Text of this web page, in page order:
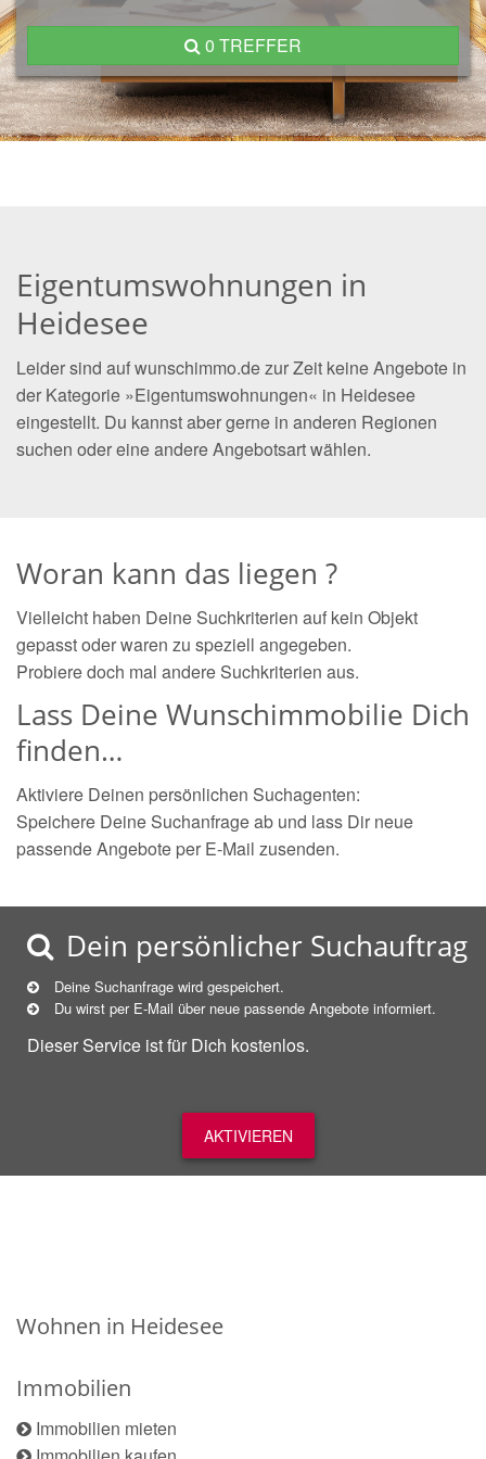
0 TREFFER
Eigentumswohnungen in
Heidesee
Leider sind auf wunschimmo.de zur Zeit keine Angebote in
der Kategorie »Eigentumswohnungen« in Heidesee
eingestellt. Du kannst aber gerne in anderen Regionen
suchen oder eine andere Angebotsart wählen.
Woran kann das liegen ?
Vielleicht haben Deine Suchkriterien auf kein Objekt
gepasst oder waren zu speziell angegeben.
Probiere doch mal andere Suchkriterien aus.
Lass Deine Wunschimmobilie Dich
finden…
Aktiviere Deinen persönlichen Suchagenten:
Speichere Deine Suchanfrage ab und lass Dir neue
passende Angebote per E-Mail zusenden.
Dein persönlicher Suchauftrag
Deine Suchanfrage wird gespeichert.
Du wirst per E-Mail über neue passende Angebote informiert.
Dieser Service ist für Dich kostenlos.
AKTIVIEREN
Wohnen in Heidesee
Immobilien
Immobilien mieten